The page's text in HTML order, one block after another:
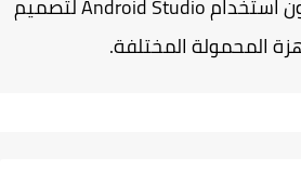
المحمولة المختلفة.